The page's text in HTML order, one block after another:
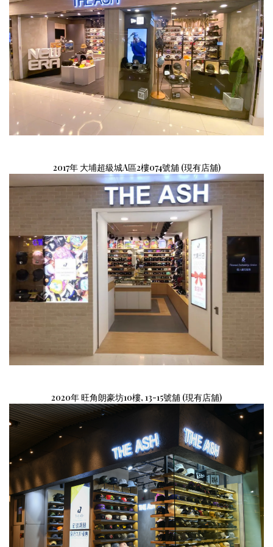
2017年 大埔超級城A區2樓074號舖 (現有店舖)
2020年 旺角朗豪坊10樓, 13-15號舖 (現有店舖)